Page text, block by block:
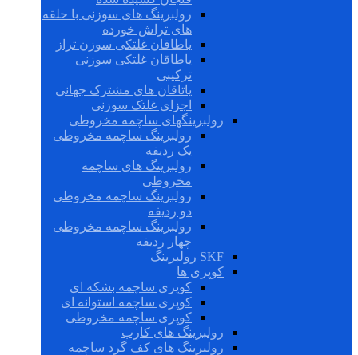
رولبرینگ های سوزنی با حلقه
های تراش خورده
یاطاقان غلتکی سوزن تراز
یاطاقان غلتکی سوزنی
ترکیبی
یاتاقان های مشترک جهانی
اجزای غلتک سوزنی
رولبرینگهای ساچمه مخروطی
رولبرینگ ساچمه مخروطی
یک ردیفه
رولبرینگ های ساچمه
مخروطی
رولبرینگ ساچمه مخروطی
دو ردیفه
رولبرینگ ساچمه مخروطی
چهار ردیفه
SKF رولبرینگ
کوپری ها
کوپری ساچمه بشکه ای
کوپری ساچمه استوانه ای
کوپری ساچمه مخروطی
رولبرینگ های کارب
رولبرینگ های کف گرد ساچمه